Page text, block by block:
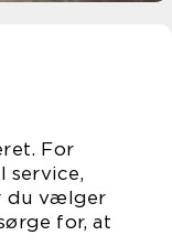
For
service,
du vælger
for, at